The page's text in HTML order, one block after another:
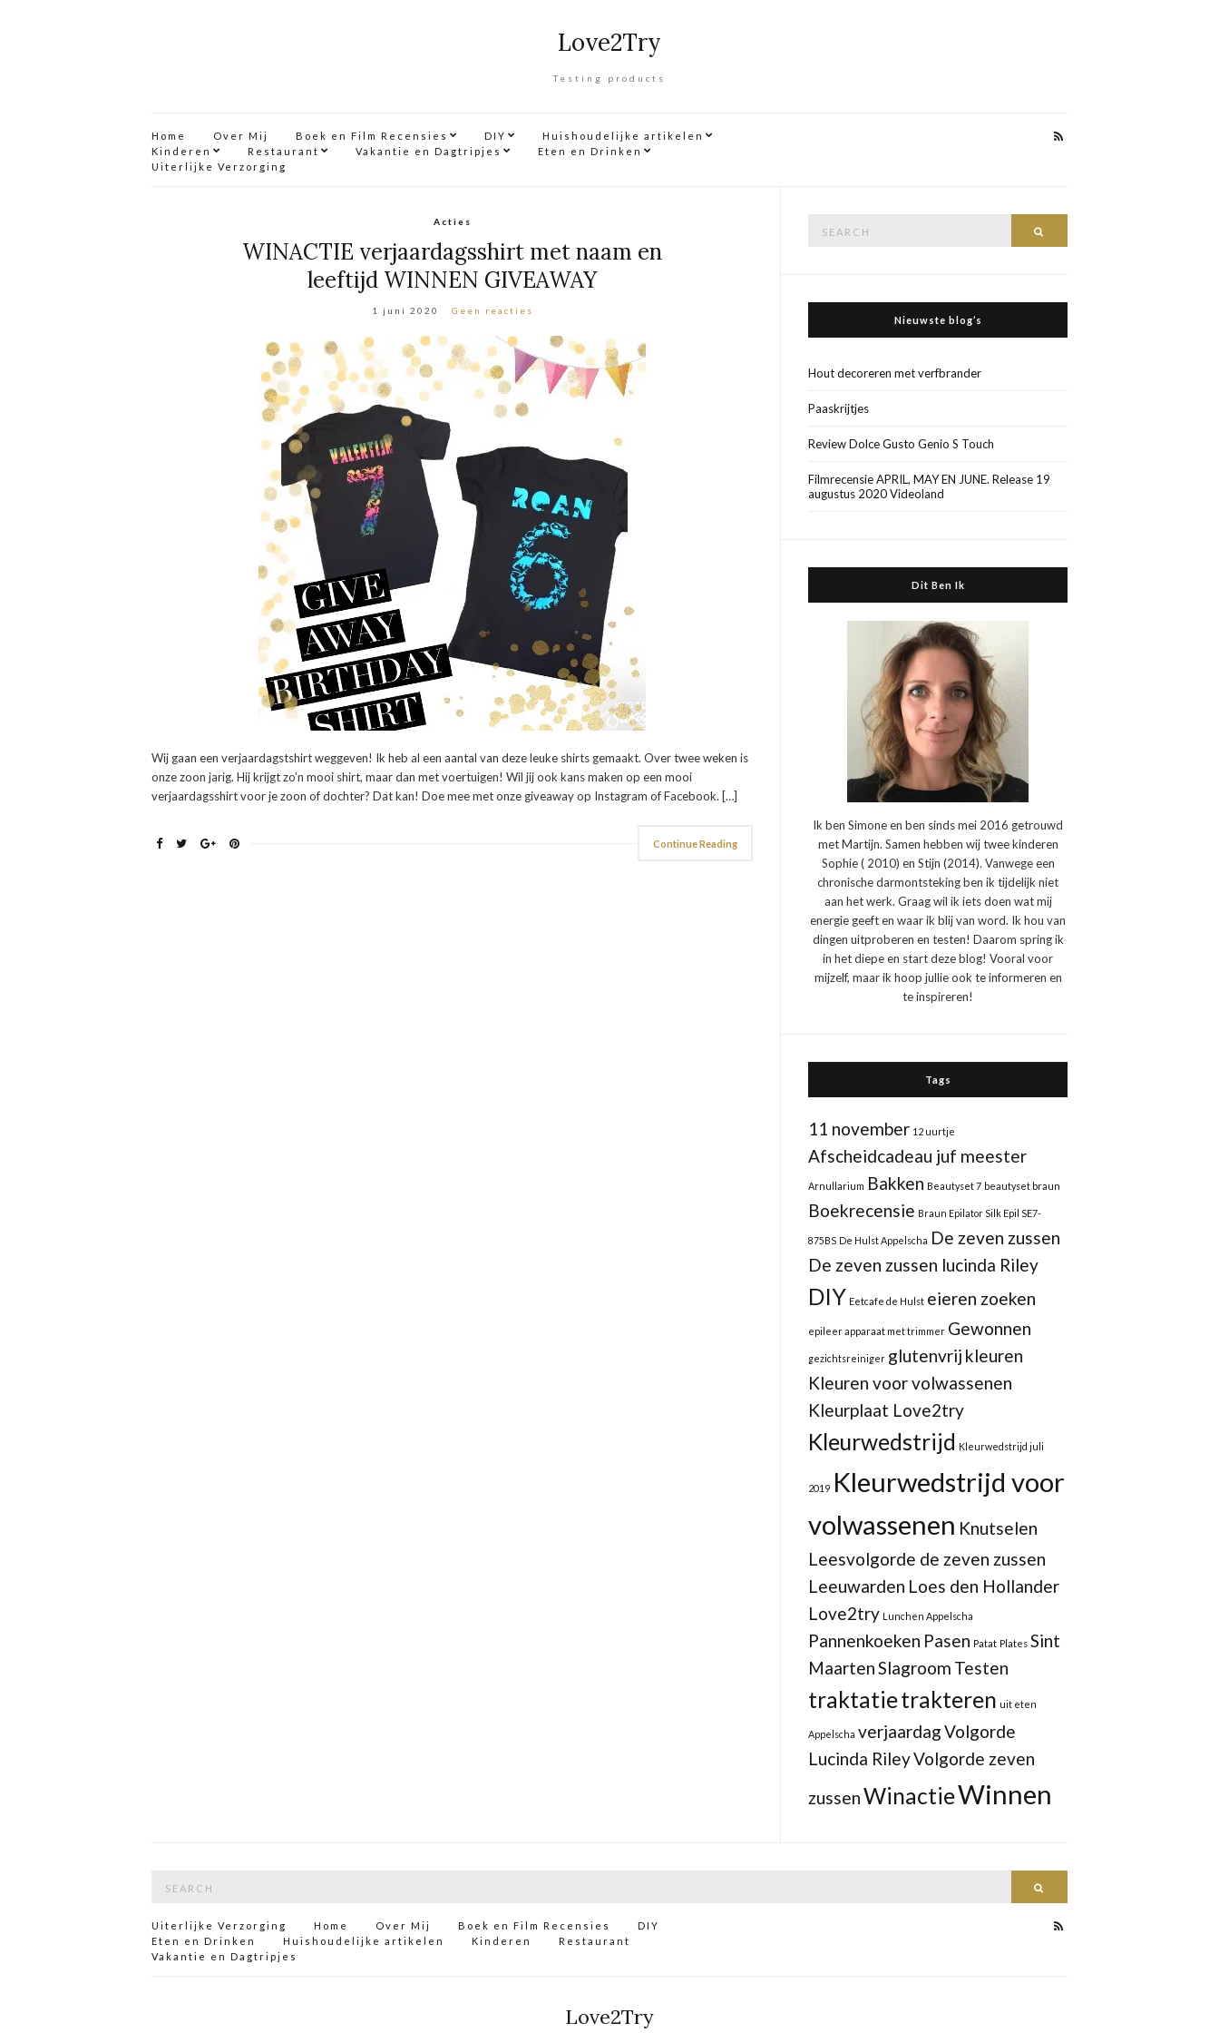
Love2Try
Testing products
Home Over Mij Boek en Film Recensies DIY
Huishoudelijke artikelen
Kinderen
Restaurant Vakantie en Dagtripjes
Eten en Drinken
Uiterlijke Verzorging
Acties
WINACTIE verjaardagsshirt met naam en
leeftijd WINNEN GIVEAWAY
1 juni 2020 Geen reacties
Wij gaan een verjaardagstshirt weggeven! Ik heb al een aantal van deze leuke shirts gemaakt. Over twee weken is
onze zoon jarig. Hij krijgt zo’n mooi shirt, maar dan met voertuigen! Wil jij ook kans maken op een mooi
verjaardagsshirt voor je zoon of dochter? Dat kan! Doe mee met onze giveaway op Instagram of Facebook. […]
Continue Reading
Nieuwste blog’s
Hout decoreren met verfbrander
Paaskrijtjes
Review Dolce Gusto Genio S Touch
Filmrecensie APRIL, MAY EN JUNE. Release 19
augustus 2020 Videoland
Dit Ben Ik
Ik ben Simone en ben sinds mei 2016 getrouwd
met Martijn. Samen hebben wij twee kinderen
Sophie ( 2010) en Stijn (2014). Vanwege een
chronische darmontsteking ben ik tijdelijk niet
aan het werk. Graag wil ik iets doen wat mij
energie geeft en waar ik blij van word. Ik hou van
dingen uitproberen en testen! Daarom spring ik
in het diepe en start deze blog! Vooral voor
mijzelf, maar ik hoop jullie ook te informeren en
te inspireren!
Tags
11 november 12 uurtje
Afscheidcadeau juf meester
Arnullarium Bakken Beautyset 7 beautyset braun
Boekrecensie Braun Epilator Silk Epil SE7-
875BS De Hulst Appelscha De zeven zussen
De zeven zussen lucinda Riley
DIY Eetcafe de Hulst eieren zoeken
epileer apparaat met trimmer Gewonnen
gezichtsreiniger glutenvrij kleuren
Kleuren voor volwassenen
Kleurplaat Love2try
Kleurwedstrijd Kleurwedstrijd juli
2019 Kleurwedstrijd voor
volwassenen Knutselen
Leesvolgorde de zeven zussen
Leeuwarden Loes den Hollander
Love2try Lunchen Appelscha
Pannenkoeken Pasen Patat Plates Sint
MaartenSlagroom Testen
traktatietrakteren uit eten
Appelscha verjaardagVolgorde
Lucinda RileyVolgorde zeven
zussenWinactieWinnen
Uiterlijke Verzorging Home Over Mij Boek en Film Recensies
DIY
Eten en Drinken
Huishoudelijke artikelen Kinderen
Restaurant
Vakantie en Dagtripjes
Love2Try